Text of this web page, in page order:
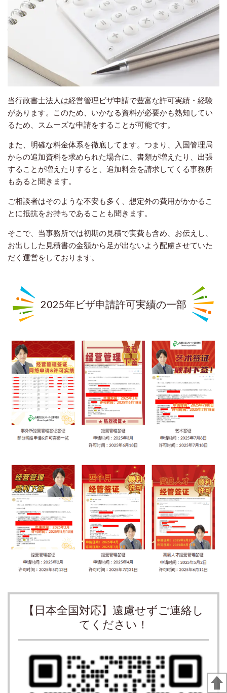
当行政書士法人は経営管理ビザ申請で豊富な許可実績・経験
があります。このため、いかなる資料が必要かも熟知してい
るため、スムーズな申請をすることが可能です。
また、明確な料金体系を徹底してます。つまり、入国管理局
からの追加資料を求められた場合に、書類が増えたり、出張
することが増えたりすると、追加料金を請求してくる事務所
もあると聞きます。
ご相談者はそのような不安も多く、想定外の費用がかかるこ
とに抵抗をお持ちであることも聞きます。
そこで、当事務所では初期の見積で実費も含め、お伝えし、
お出しした見積書の金額から足が出ないよう配慮させていた
だく運営をしております。
2025年ビザ申請許可実績の一部
【日本全国対応】遠慮せずご連絡し
てください！